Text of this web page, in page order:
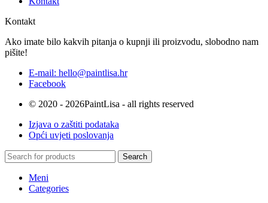
Kontakt
Ako imate bilo kakvih pitanja o kupnji ili proizvodu, slobodno nam
pišite!
E-mail: hello@paintlisa.hr
Facebook
© 2020 - 2026PaintLisa - all rights reserved
Izjava o zaštiti podataka
Opći uvjeti poslovanja
Search
Meni
Categories